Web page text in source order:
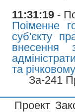
11:31:19 -
Поіменне
суб'єкту
внесення
та
За-241
Проект